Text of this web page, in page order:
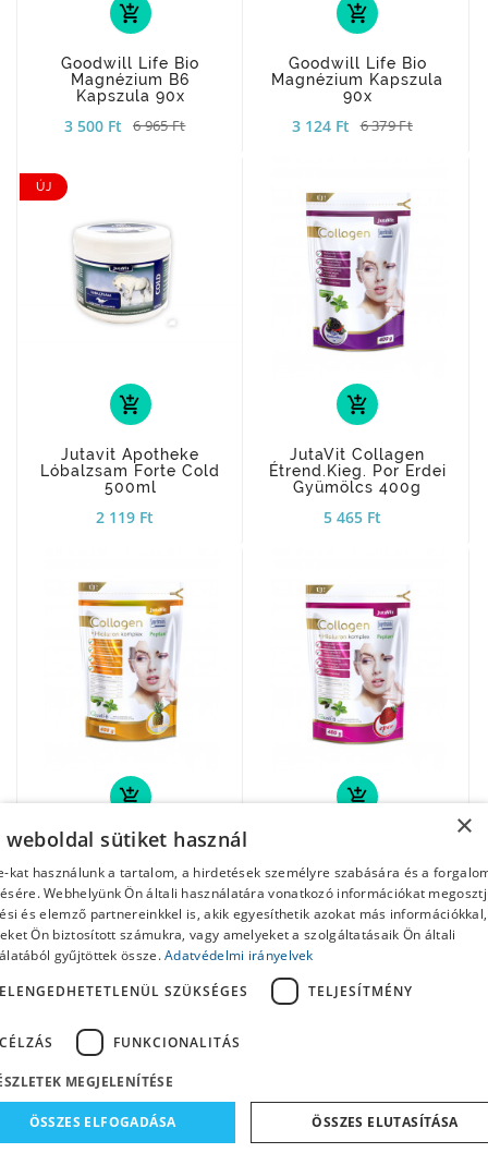
add_shopping_cart
Goodwill Life Bio
Magnézium B6
Kapszula 90x
3 500 Ft 6 965 Ft
add_shopping_cart
Goodwill Life Bio
Magnézium Kapszula
90x
3 124 Ft 6 379 Ft
ÚJ
add_shopping_cart
Jutavit Apotheke
Lóbalzsam Forte Cold
500ml
2 119 Ft
add_shopping_cart
JutaVit Collagen
Étrend.kieg. Por Erdei
Gyümölcs 400g
5 465 Ft
add_shopping_cart
JutaVit Collagen
400g
6 539 Ft
add_shopping_cart
400g
6 559 Ft
×
weboldal sütiket használ
kat használunk a tartalom, a hirdetések személyre szabására és a
Webhelyünk Ön általi használatára vonatkozó információkat
és elemző partnereinkkel is, akik egyesíthetik azokat más információkkal,
Ön biztosított számukra, vagy amelyeket a szolgáltatásaik Ön általi
gyűjtöttek össze.Adatvédelmi irányelvek
SZÜKSÉGES
TELJESÍTMÉNY
FUNKCIONALITÁS
MEGJELENÍTÉSE
ÖSSZES ELFOGADÁSA ÖSSZES ELUTASÍTÁSA